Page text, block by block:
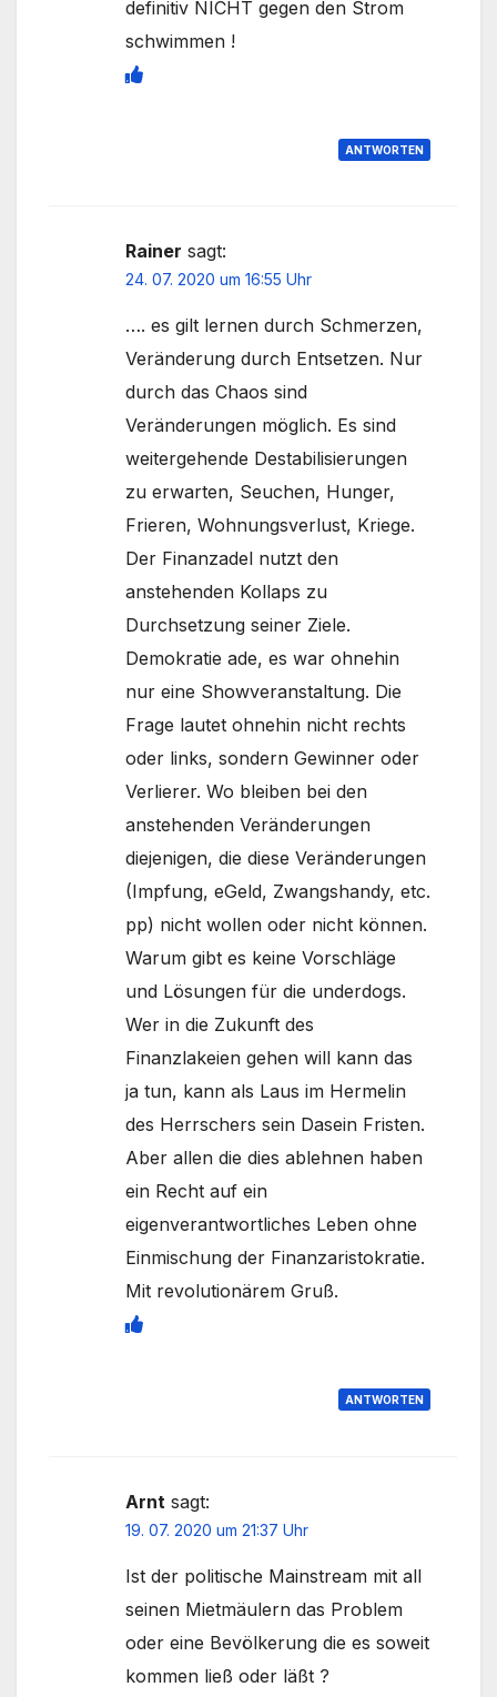
definitiv NICHT gegen den Strom
schwimmen !
ANTWORTEN
Rainer sagt:
24. 07. 2020 um 16:55 Uhr
…. es gilt lernen durch Schmerzen,
Veränderung durch Entsetzen. Nur
durch das Chaos sind
Veränderungen möglich. Es sind
weitergehende Destabilisierungen
zu erwarten, Seuchen, Hunger,
Frieren, Wohnungsverlust, Kriege.
Der Finanzadel nutzt den
anstehenden Kollaps zu
Durchsetzung seiner Ziele.
Demokratie ade, es war ohnehin
nur eine Showveranstaltung. Die
Frage lautet ohnehin nicht rechts
oder links, sondern Gewinner oder
Verlierer. Wo bleiben bei den
anstehenden Veränderungen
diejenigen, die diese Veränderungen
(Impfung, eGeld, Zwangshandy, etc.
pp) nicht wollen oder nicht können.
Warum gibt es keine Vorschläge
und Lösungen für die underdogs.
Wer in die Zukunft des
Finanzlakeien gehen will kann das
ja tun, kann als Laus im Hermelin
des Herrschers sein Dasein Fristen.
Aber allen die dies ablehnen haben
ein Recht auf ein
eigenverantwortliches Leben ohne
Einmischung der Finanzaristokratie.
Mit revolutionärem Gruß.
ANTWORTEN
Arnt sagt:
19. 07. 2020 um 21:37 Uhr
Ist der politische Mainstream mit all
seinen Mietmäulern das Problem
oder eine Bevölkerung die es soweit
kommen ließ oder läßt ?